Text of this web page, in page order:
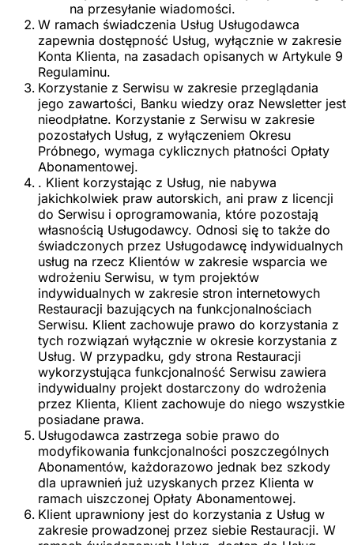
na przesyłanie wiadomości.
W ramach świadczenia Usług Usługodawca
zapewnia dostępność Usług, wyłącznie w zakresie
Konta Klienta, na zasadach opisanych w Artykule 9
Regulaminu.
Korzystanie z Serwisu w zakresie przeglądania
jego zawartości, Banku wiedzy oraz Newsletter jest
nieodpłatne. Korzystanie z Serwisu w zakresie
pozostałych Usług, z wyłączeniem Okresu
Próbnego, wymaga cyklicznych płatności Opłaty
Abonamentowej.
. Klient korzystając z Usług, nie nabywa
jakichkolwiek praw autorskich, ani praw z licencji
do Serwisu i oprogramowania, które pozostają
własnością Usługodawcy. Odnosi się to także do
świadczonych przez Usługodawcę indywidualnych
usług na rzecz Klientów w zakresie wsparcia we
wdrożeniu Serwisu, w tym projektów
indywidualnych w zakresie stron internetowych
Restauracji bazujących na funkcjonalnościach
Serwisu. Klient zachowuje prawo do korzystania z
tych rozwiązań wyłącznie w okresie korzystania z
Usług. W przypadku, gdy strona Restauracji
wykorzystująca funkcjonalność Serwisu zawiera
indywidualny projekt dostarczony do wdrożenia
przez Klienta, Klient zachowuje do niego wszystkie
posiadane prawa.
Usługodawca zastrzega sobie prawo do
modyfikowania funkcjonalności poszczególnych
Abonamentów, każdorazowo jednak bez szkody
dla uprawnień już uzyskanych przez Klienta w
ramach uiszczonej Opłaty Abonamentowej.
Klient uprawniony jest do korzystania z Usług w
zakresie prowadzonej przez siebie Restauracji. W